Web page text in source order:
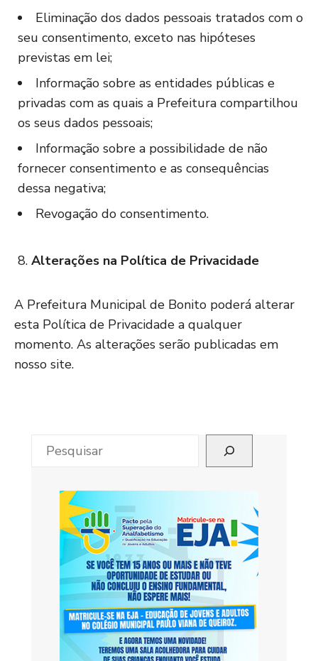
Eliminação dos dados pessoais tratados com o
seu consentimento, exceto nas hipóteses
previstas em lei;
Informação sobre as entidades públicas e
privadas com as quais a Prefeitura compartilhou
os seus dados pessoais;
Informação sobre a possibilidade de não
fornecer consentimento e as consequências
dessa negativa;
Revogação do consentimento.
Alterações na Política de Privacidade
A Prefeitura Municipal de Bonito poderá alterar
esta Política de Privacidade a qualquer
momento. As alterações serão publicadas em
nosso site.
Pesquisar